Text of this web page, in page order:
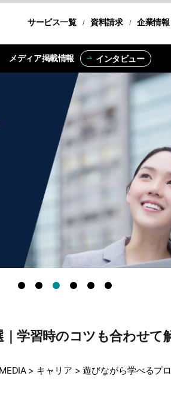
サービス一覧
転職コース 資料請求 企業情報
メディア掲載情報 インタビュー
学習時のコツも合わせて
> キャリア >遊びながら学べるプロ